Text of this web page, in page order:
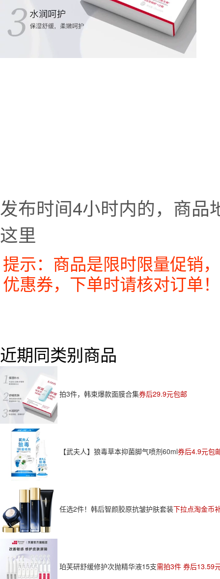
发布时间4小时内的，商品
这里
提示：商品是限时限量促销
优惠券，下单时请核对订单！
近期同类别商品
拍3件，韩束爆款面膜合集券后29.9元包邮
【武夫人】狼毒草本抑菌脚气喷剂60ml券后4.9元包
任选2件！韩后智颜胶原抗皱护肤套装下拉点淘金币
珀芙研舒缓修护次抛精华液15支需拍3件 券后13.59